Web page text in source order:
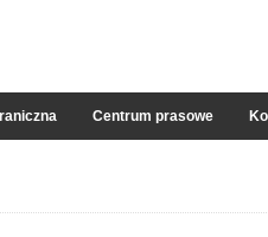
Centrum prasowe